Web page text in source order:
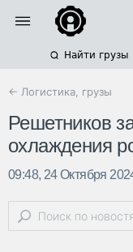
Найти грузы
← Логистика, грузы
Решетников
охлаждения
09:48, 24 Октября